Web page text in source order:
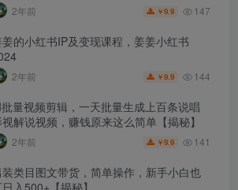
2年前 ￥9.9 147
的小红书IP及变现课程，姜姜小红书
2年前 ￥9.9 144
量视频剪辑，一天批量生成上百条说唱
视解说视频，赚钱原来这么简单【揭秘】
2年前 ￥9.9 141
装类目图文带货，简单操作，新手小白也